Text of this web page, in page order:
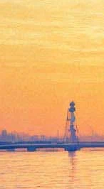
19 декабря 2014,
Фильм
«Левиафан»,
вошёл в
Американской
фильм на
премии.